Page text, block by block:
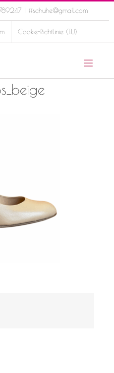
| ffschuhe@gmail.com
Cookie-Richtlinie (EU)